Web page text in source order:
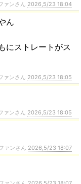
ァンさん 2026,5/23 18:04
ん
にストレートがス
ァンさん 2026,5/23 18:05
ァンさん 2026,5/23 18:05
ァンさん 2026,5/23 18:07